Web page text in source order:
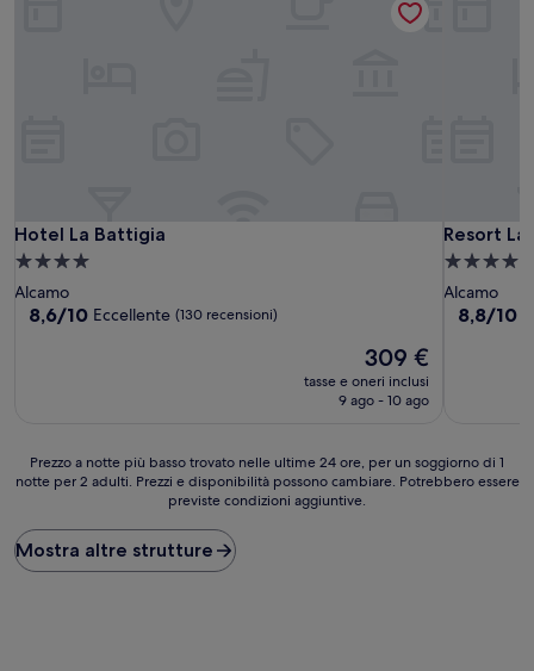
Hotel La Battigia
Hotel La Battigia
Struttura
a
4.0
Alcamo
8.6
8,6/10 Eccellente (130 recensioni)
Il
prezzo
attuale
309 €
tasse e oneri inclusi
9 ago - 10 ago
Resort
Resort La
Struttura
a
4.0
Alcamo
8.8
8,8/10
Prezzo
a
più
basso
trovato
Prezzo a notte più basso trovato nelle ultime 24 ore, per un soggiorno di 1
notte per 2 adulti. Prezzi e disponibilità possono cambiare. Potrebbero essere
previste condizioni aggiuntive.
Mostra altre strutture